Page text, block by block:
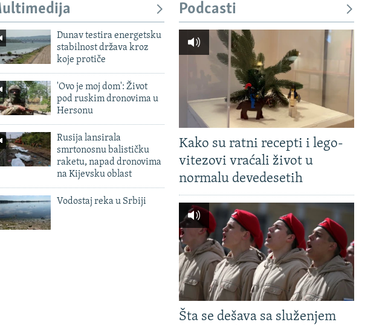
Dunav testira energetsku
stabilnost država kroz
koje protiče
'Ovo je moj dom': Život
pod ruskim dronovima u
Hersonu
Rusija lansirala
smrtonosnu balističku
raketu, napad dronovima
na Kijevsku oblast
Vodostaj reka u Srbiji
Podcasti
Kako su ratni recepti i lego-
vitezovi vraćali život u
normalu devedesetih
Šta se dešava sa služenjem